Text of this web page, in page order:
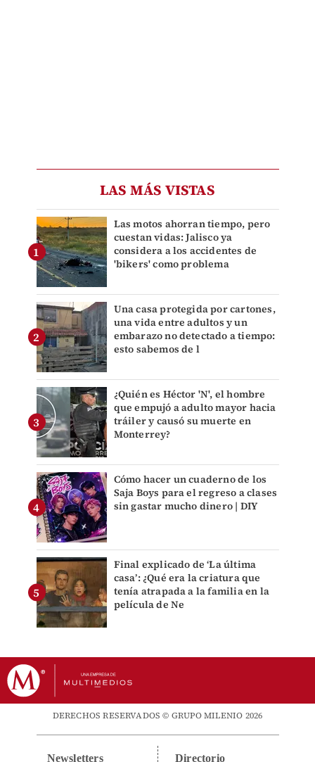
LAS MÁS VISTAS
Las motos ahorran tiempo, pero
cuestan vidas: Jalisco ya
considera a los accidentes de
'bikers' como problema
Una casa protegida por cartones,
una vida entre adultos y un
embarazo no detectado a tiempo:
esto sabemos de l
¿Quién es Héctor 'N', el hombre
que empujó a adulto mayor hacia
tráiler y causó su muerte en
Monterrey?
Cómo hacer un cuaderno de los
Saja Boys para el regreso a clases
sin gastar mucho dinero | DIY
Final explicado de ‘La última
casa’: ¿Qué era la criatura que
tenía atrapada a la familia en la
película de Ne
DERECHOS RESERVADOS © GRUPO MILENIO 2026
Newsletters Directorio